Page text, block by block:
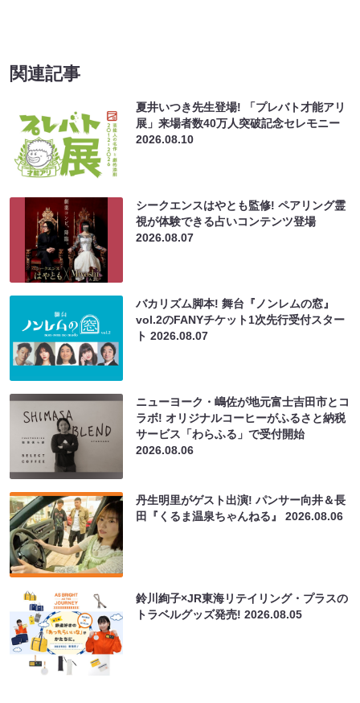
関連記事
夏井いつき先生登場! 「プレバト才能アリ
展」来場者数40万人突破記念セレモニー
2026.08.10
シークエンスはやとも監修! ペアリング霊
視が体験できる占いコンテンツ登場
2026.08.07
バカリズム脚本! 舞台『ノンレムの窓』
vol.2のFANYチケット1次先行受付スター
ト2026.08.07
ニューヨーク・嶋佐が地元富士吉田市とコ
ラボ! オリジナルコーヒーがふるさと納税
サービス「わらふる」で受付開始
2026.08.06
丹生明里がゲスト出演! パンサー向井＆長
田『くるま温泉ちゃんねる』2026.08.06
鈴川絢子×JR東海リテイリング・プラスの
トラベルグッズ発売!2026.08.05